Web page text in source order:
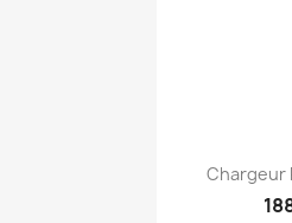

Chargeur